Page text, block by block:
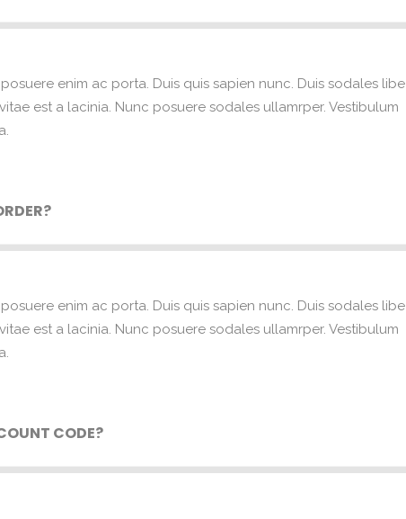
enim ac porta. Duis quis sapien nunc. Duis sodales libe
est a lacinia. Nunc posuere sodales ullamrper. Vestibulum
enim ac porta. Duis quis sapien nunc. Duis sodales libe
est a lacinia. Nunc posuere sodales ullamrper. Vestibulum
CODE?